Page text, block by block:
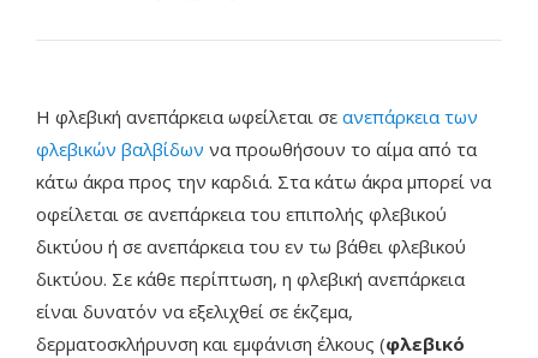
Η φλεβική ανεπάρκεια ωφείλεται σε ανεπάρκεια των
φλεβικών βαλβίδων να προωθήσουν το αίμα από τα
κάτω άκρα προς την καρδιά. Στα κάτω άκρα μπορεί να
οφείλεται σε ανεπάρκεια του επιπολής φλεβικού
δικτύου ή σε ανεπάρκεια του εν τω βάθει φλεβικού
δικτύου. Σε κάθε περίπτωση, η φλεβική ανεπάρκεια
είναι δυνατόν να εξελιχθεί σε έκζεμα,
δερματοσκλήρυνση και εμφάνιση έλκους (φλεβικό